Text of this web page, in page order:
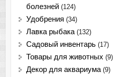
болезней (124)
Удобрения (34)
Лавка рыбака (132)
Садовый инвентарь (17)
Товары для животных (9)
Декор для аквариума (9)